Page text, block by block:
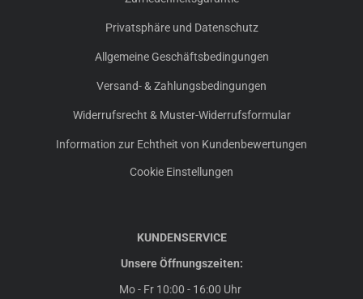
Privatsphäre und Datenschutz
Allgemeine Geschäftsbedingungen
Versand- & Zahlungsbedingungen
Widerrufsrecht & Muster-Widerrufsformular
Information zur Echtheit von Kundenbewertungen
Cookie Einstellungen
KUNDENSERVICE
Unsere Öffnungszeiten:
Mo - Fr 10:00 - 16:00 Uhr